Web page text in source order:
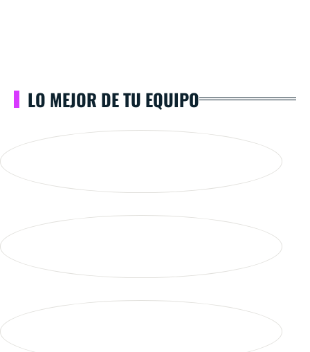
LO MEJOR DE TU EQUIPO